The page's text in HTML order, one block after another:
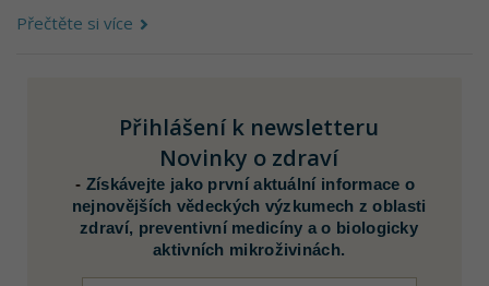
Přečtěte si více
Přihlášení k newsletteru
Novinky o zdraví
- Získávejte jako první aktuální informace o
nejnovějších vědeckých výzkumech z oblasti
zdraví, preventivní medicíny a o biologicky
aktivních mikroživinách.